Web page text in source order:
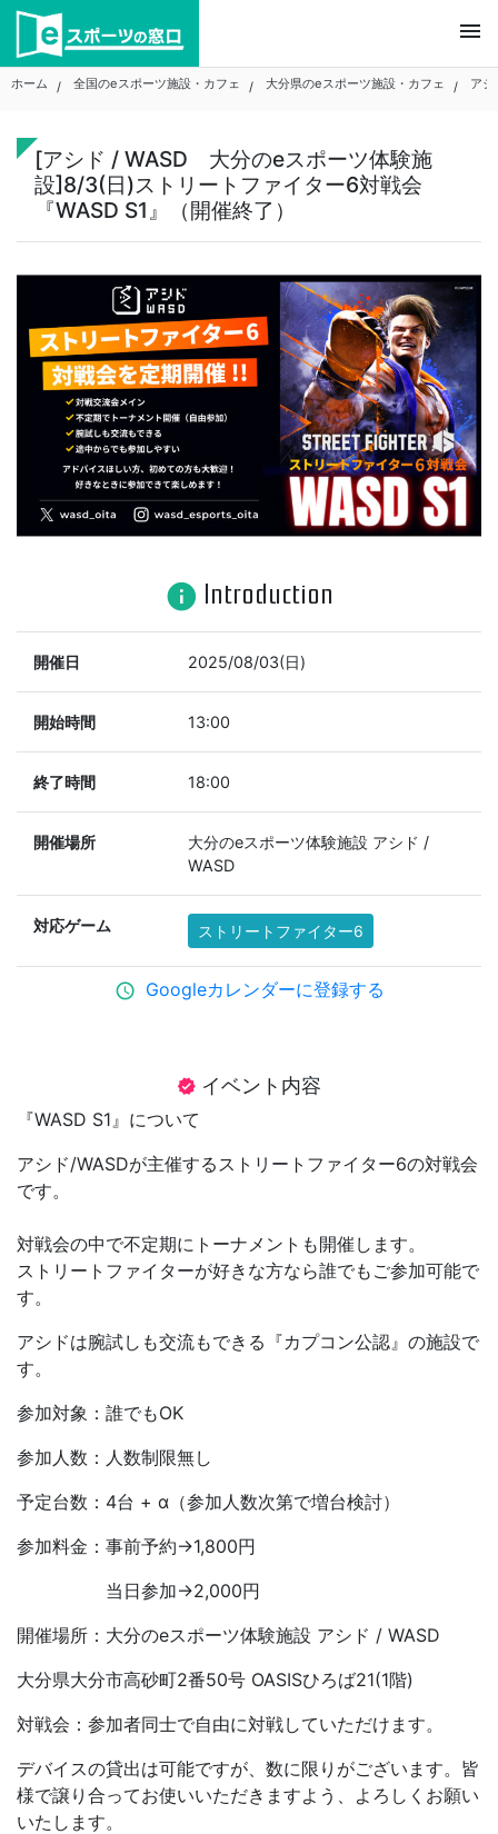
Skip
content
menu
ホーム 全国のeスポーツ施設・カフェ 大分県のeスポーツ施設・カフェ ア
[アシド / WASD 大分のeスポーツ体験施
設]8/3(日)ストリートファイター6対戦会
『WASD S1』（開催終了）
info Introduction
開催日 2025/08/03(日)
開始時間 13:00
終了時間 18:00
開催場所
大分のeスポーツ体験施設 アシド /
WASD
対応ゲーム ストリートファイター6
schedule Googleカレンダーに登録する
verified イベント内容
『WASD S1』について
アシド/WASDが主催するストリートファイター6の対戦会
です。
対戦会の中で不定期にトーナメントも開催します。
ストリートファイターが好きな方なら誰でもご参加可能で
す。
アシドは腕試しも交流もできる『カプコン公認』の施設で
す。
参加対象：誰でもOK
参加人数：人数制限無し
予定台数：4台 + α（参加人数次第で増台検討）
参加料金：事前予約→1,800円
当日参加→2,000円
開催場所：大分のeスポーツ体験施設 アシド / WASD
大分県大分市高砂町2番50号 OASISひろば21(1階)
対戦会：参加者同士で自由に対戦していただけます。
デバイスの貸出は可能ですが、数に限りがございます。皆
様で譲り合ってお使いいただきますよう、よろしくお願い
いたします。